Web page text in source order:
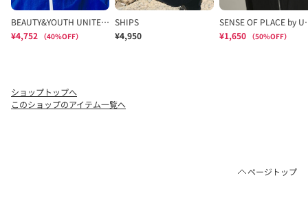
ショップトップへ
このショップのアイテム一覧へ
ページトップ